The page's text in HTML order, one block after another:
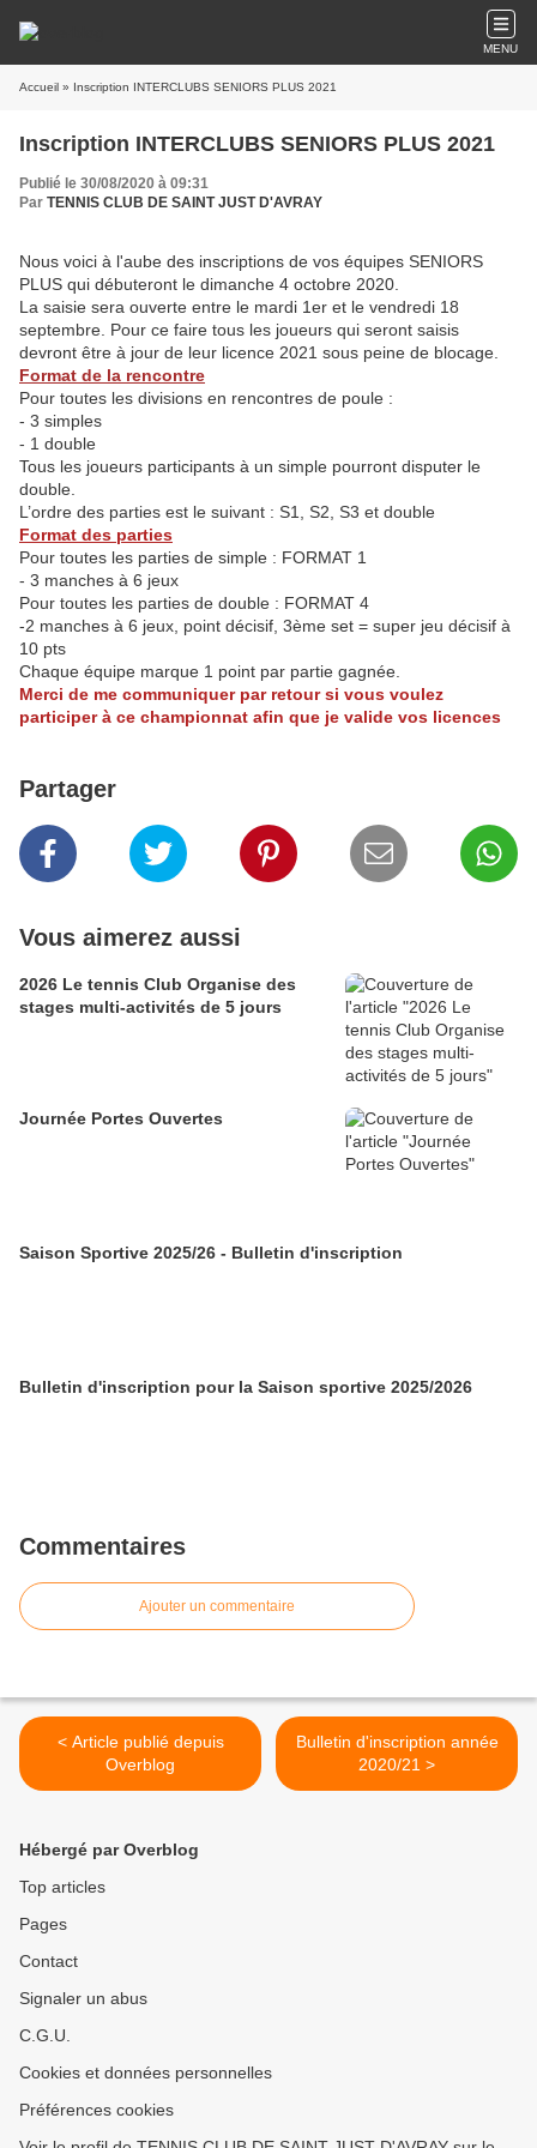
MENU
Accueil » Inscription INTERCLUBS SENIORS PLUS 2021
Inscription INTERCLUBS SENIORS PLUS 2021
Publié le 30/08/2020 à 09:31
Par TENNIS CLUB DE SAINT JUST D'AVRAY
Nous voici à l'aube des inscriptions de vos équipes SENIORS
PLUS qui débuteront le dimanche 4 octobre 2020.
La saisie sera ouverte entre le mardi 1er et le vendredi 18
septembre. Pour ce faire tous les joueurs qui seront saisis
devront être à jour de leur licence 2021 sous peine de blocage.
Format de la rencontre
Pour toutes les divisions en rencontres de poule :
- 3 simples
- 1 double
Tous les joueurs participants à un simple pourront disputer le
double.
L’ordre des parties est le suivant : S1, S2, S3 et double
Format des parties
Pour toutes les parties de simple : FORMAT 1
- 3 manches à 6 jeux
Pour toutes les parties de double : FORMAT 4
-2 manches à 6 jeux, point décisif, 3ème set = super jeu décisif à
10 pts
Chaque équipe marque 1 point par partie gagnée.
Merci de me communiquer par retour si vous voulez
participer à ce championnat afin que je valide vos licences
Partager
Vous aimerez aussi
2026 Le tennis Club Organise des
stages multi-activités de 5 jours
Journée Portes Ouvertes
Saison Sportive 2025/26 - Bulletin d'inscription
Bulletin d'inscription pour la Saison sportive 2025/2026
Commentaires
Ajouter un commentaire
< Article publié depuis
Overblog
Bulletin d'inscription année
2020/21 >
Hébergé par Overblog
Top articles
Pages
Contact
Signaler un abus
C.G.U.
Cookies et données personnelles
Préférences cookies